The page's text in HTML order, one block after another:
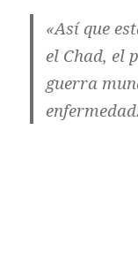
«Así que
el Chad, el
guerra